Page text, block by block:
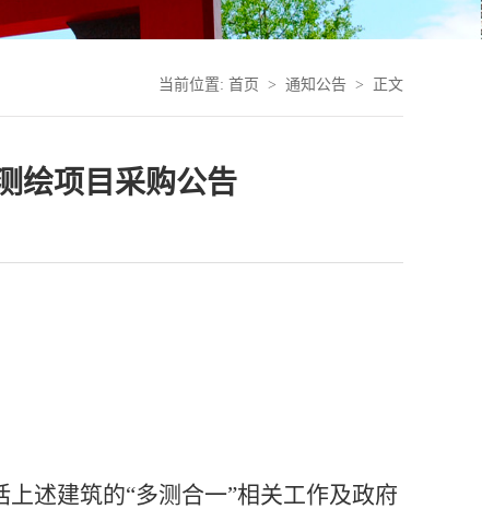
当前位置: 首页 > 通知公告 > 正文
绘项目采购公告
上述建筑的“多测合一”相关工作及政府